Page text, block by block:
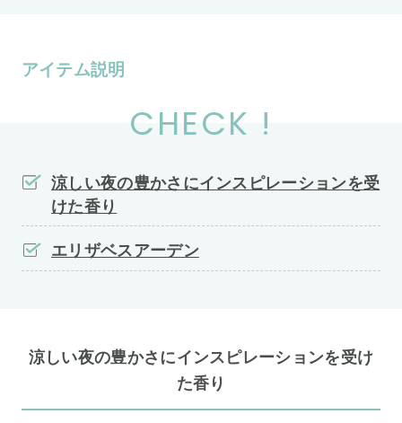
アイテム説明
CHECK !
涼しい夜の豊かさにインスピレーションを受
けた香り
エリザベスアーデン
涼しい夜の豊かさにインスピレーションを受け
た香り